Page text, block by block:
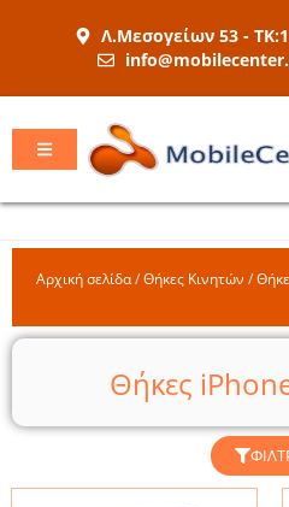
Λ.Μεσογείων 53 -
Αρχική σελίδα/Θήκες Κινητών /
Θήκες